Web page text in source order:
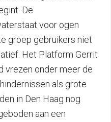
De
voor ogen
groep gebruikers niet
Het Platform Gerrit
vrezen onder meer de
als grote
in Den Haag nog
aan een